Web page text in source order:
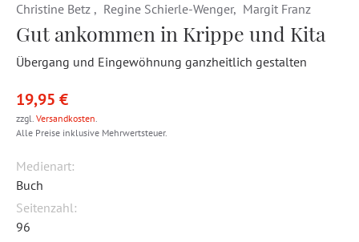
Christine Betz , Regine Schierle-Wenger, Margit Franz
Gut ankommen in Krippe und Kita
Übergang und Eingewöhnung ganzheitlich gestalten
19,95 €
zzgl. Versandkosten.
Alle Preise inklusive Mehrwertsteuer.
Medienart:
Buch
Seitenzahl:
96